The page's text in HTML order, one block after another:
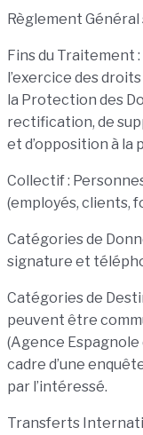
Règlement
Fins du Traitement
l’exercice des
la Protection des
rectification, de
et d’opposition à la
Collectif :
(employés, clients,
Catégories de
signature et
Catégories de
peuvent être
(Agence
cadre d’une
par l’intéressé.
Transferts